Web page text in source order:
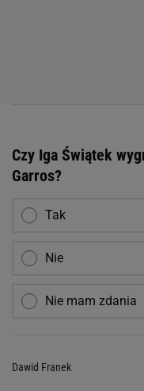
Czy Iga Świątek
Garros?
Tak
Nie
Nie mam zdania
Dawid Franek